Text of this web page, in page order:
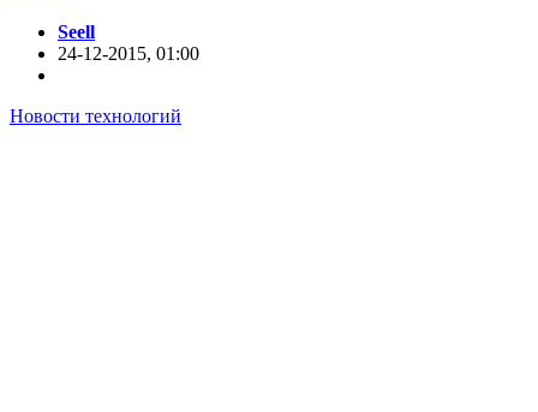
Seell
24-12-2015, 01:00
Новости технологий